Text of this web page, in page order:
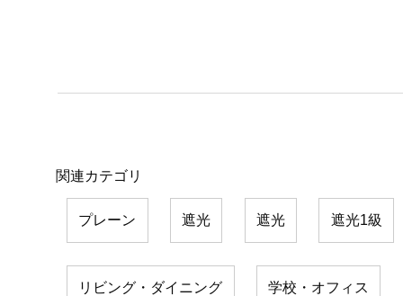
関連カテゴリ
プレーン 遮光 遮光 遮光1級
リビング・ダイニング 学校・オフィス